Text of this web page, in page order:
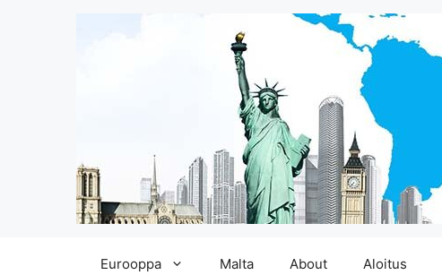
Eurooppa Malta About Aloitus